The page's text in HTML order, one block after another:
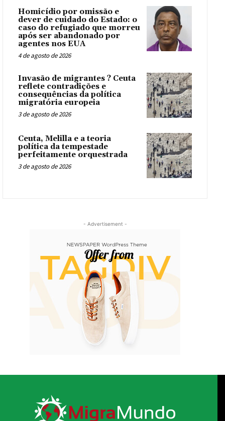
Homicídio por omissão e
dever de cuidado do Estado: o
caso do refugiado que morreu
após ser abandonado por
agentes nos EUA
4 de agosto de 2026
Invasão de migrantes ? Ceuta
reflete contradições e
consequências da política
migratória europeia
3 de agosto de 2026
Ceuta, Melilla e a teoria
política da tempestade
perfeitamente orquestrada
3 de agosto de 2026
- Advertisement -